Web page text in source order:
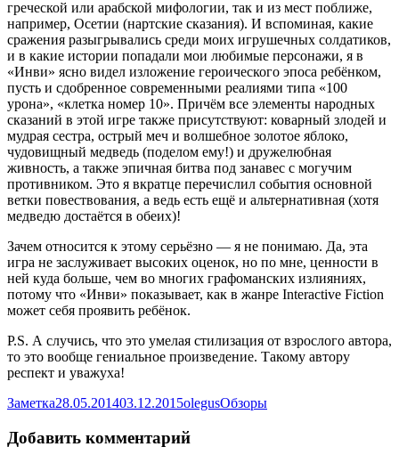
греческой или арабской мифологии, так и из мест поближе,
например, Осетии (нартские сказания). И вспоминая, какие
сражения разыгрывались среди моих игрушечных солдатиков,
и в какие истории попадали мои любимые персонажи, я в
«Инви» ясно видел изложение героического эпоса ребёнком,
пусть и сдобренное современными реалиями типа «100
урона», «клетка номер 10». Причём все элементы народных
сказаний в этой игре также присутствуют: коварный злодей и
мудрая сестра, острый меч и волшебное золотое яблоко,
чудовищный медведь (поделом ему!) и дружелюбная
живность, а также эпичная битва под занавес с могучим
противником. Это я вкратце перечислил события основной
ветки повествования, а ведь есть ещё и альтернативная (хотя
медведю достаётся в обеих)!
Зачем относится к этому серьёзно — я не понимаю. Да, эта
игра не заслуживает высоких оценок, но по мне, ценности в
ней куда больше, чем во многих графоманских излияниях,
потому что «Инви» показывает, как в жанре Interactive Fiction
может себя проявить ребёнок.
P.S. А случись, что это умелая стилизация от взрослого автора,
то это вообще гениальное произведение. Такому автору
респект и уважуха!
Формат
ЗаметкаОпубликовано
28.05.201403.12.2015Автор
olegusРубрики
Обзоры
Добавить комментарий